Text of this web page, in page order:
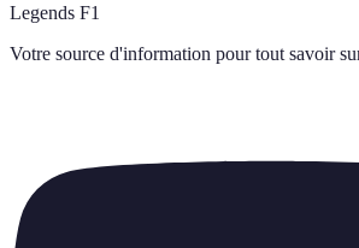
Legends F1
Votre source d'information pour tout savoir